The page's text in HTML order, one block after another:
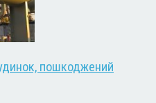
пошкоджений